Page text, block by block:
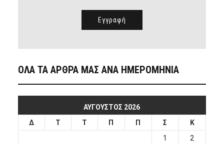
ΟΛΑ ΤΑ ΑΡΘΡΑ ΜΑΣ ΑΝΑ ΗΜΕΡΟΜΗΝΙΑ
ΑΎΓΟΥΣΤΟΣ 2026
Δ
Τ Τ Π Π Σ
Κ
1
2